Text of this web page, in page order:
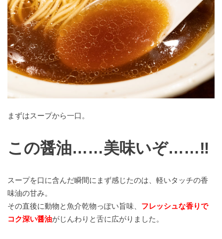
まずはスープから一口。
この醤油……美味いぞ……‼︎
スープを口に含んだ瞬間にまず感じたのは、軽いタッチの香
味油の甘み。
その直後に動物と魚介乾物っぽい旨味、 フレッシュな香りで
コク深い醤油がじんわりと舌に広がりました。